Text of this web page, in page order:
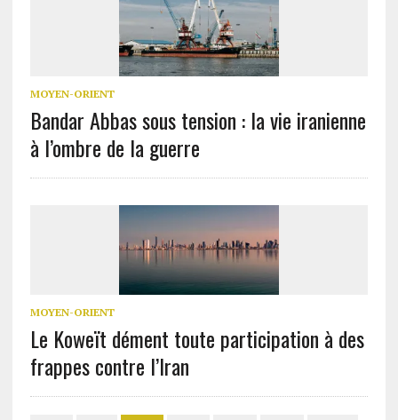
MOYEN-ORIENT
Bandar Abbas sous tension : la vie iranienne
à l’ombre de la guerre
MOYEN-ORIENT
Le Koweït dément toute participation à des
frappes contre l’Iran